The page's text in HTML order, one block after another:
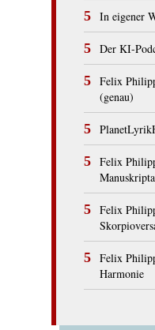
In eigener
Der KI-
Felix
(genau)
Felix
Felix
Felix
Harmonie